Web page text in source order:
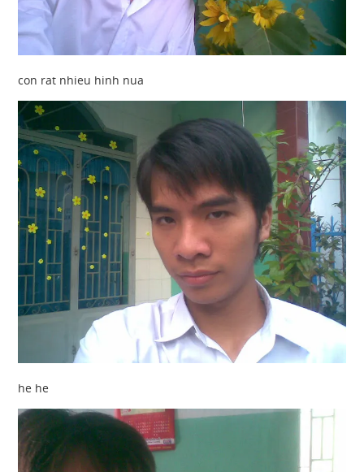
con rat nhieu hinh nua
he he